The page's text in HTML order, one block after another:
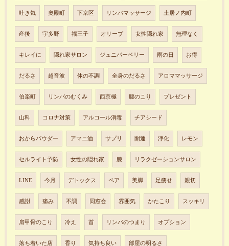
吐き気 奥殿町 下京区 リンパマッサージ 土居ノ内町
産後 宇多野 福王子 オリーブ 女性隠れ家 無理なく
キレイに 隠れ家サロン ジュニパーベリー 雨の日 お得
だるさ 超音波 体の不調 全身のだるさ アロママッサージ
伯楽町 リンパのむくみ 西京極 腰のこり プレゼント
山科 コロナ対策 アルコール消毒 チアシード
おからパウダー アマニ油 サプリ 開運 浄化 レモン
セルライト予防 女性の隠れ家 膝 リラクゼーションサロン
LINE 今月 デトックス ペア 美脚 足痩せ 親切
感謝 痛み 不調 同窓会 雰囲気 かたこり スッキリ
肩甲骨のこり 冷え 首 リンパのつまり オプション
落ち着いた店 香り 気持ち良い 部屋の明るさ